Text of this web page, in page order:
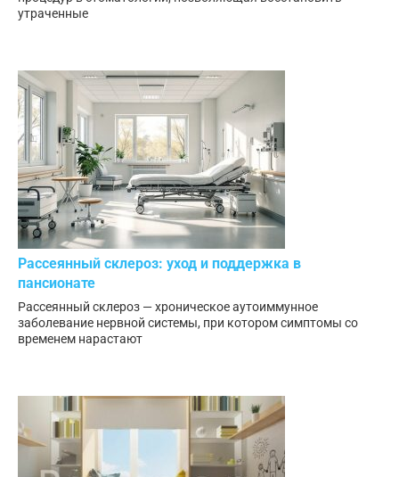
утраченные
Рассеянный склероз: уход и поддержка в
пансионате
Рассеянный склероз — хроническое аутоиммунное
заболевание нервной системы, при котором симптомы со
временем нарастают